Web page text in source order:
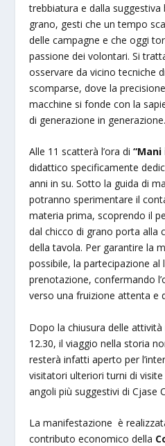
trebbiatura e dalla
grano, gesti che un tempo
delle campagne e che oggi
passione dei volontari. Si
osservare da vicino tecniche
scomparse, dove la
macchine si fonde con la
di generazione in generazione.
Alle 11 scatterà l’ora di
didattico specificamente
anni in su. Sotto la guida di
potranno sperimentare il
materia prima, scoprendo il
dal chicco di grano porta alla
della tavola. Per garantire la
possibile, la partecipazione
prenotazione, confermando
verso una fruizione attenta e
Dopo la chiusura delle
12.30, il viaggio nella storia
resterà infatti aperto per
visitatori ulteriori turni di
angoli più suggestivi di Cjase
La manifestazione è
contributo economico della